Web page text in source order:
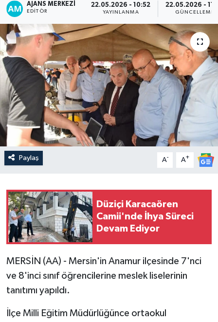
AJANS MERKEZI
EDITÖR
22.05.2026 - 10:52
YAYINLANMA
22.05.2026 -
GÜNCELLEME
Paylaş A- A+
Düziçi Karacaören
Camii'nde İhya Süreci
Devam Ediyor
MERSİN (AA) - Mersin'in Anamur ilçesinde 7'nci
ve 8'inci sınıf öğrencilerine meslek liselerinin
tanıtımı yapıldı.
İlçe Milli Eğitim Müdürlüğünce ortaokul